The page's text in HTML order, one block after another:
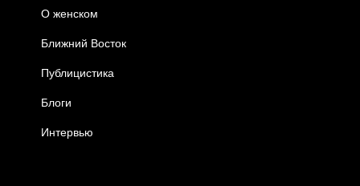
О женском
Ближний Восток
Публицистика
Блоги
Интервью